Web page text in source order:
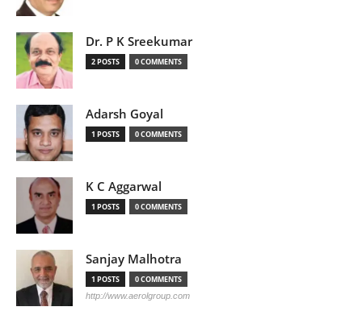
Dr. P K Sreekumar
2 POSTS 0 COMMENTS
Adarsh Goyal
1 POSTS 0 COMMENTS
K C Aggarwal
1 POSTS 0 COMMENTS
Sanjay Malhotra
1 POSTS 0 COMMENTS
http://www.aerolgroup.com